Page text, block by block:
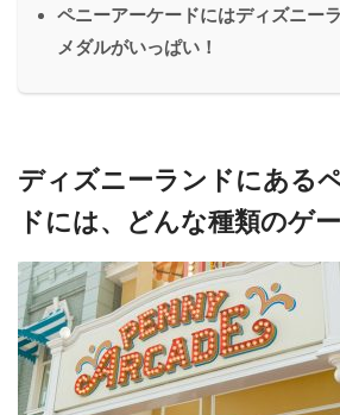
ペニーアーケードにはディズニー
メダルがいっぱい！
ディズニーランドにある
ドには、どんな種類のゲ